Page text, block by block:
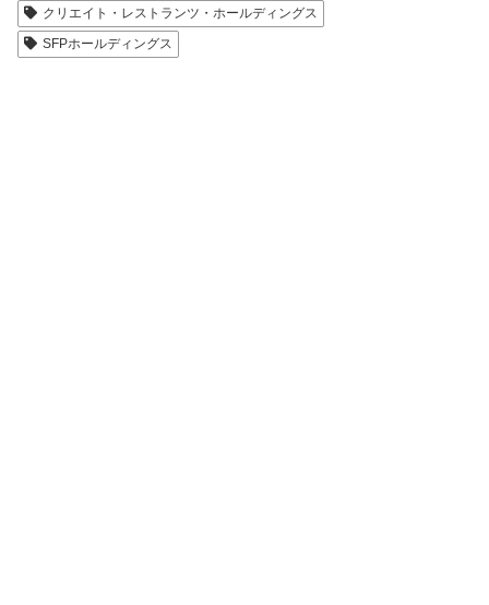
クリエイト・レストランツ・ホールディングス
SFPホールディングス